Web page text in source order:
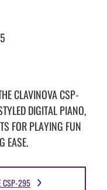
CLAVINOVA CSP-
DIGITAL PIANO,
FOR PLAYING FUN
EASE.
CSP-295